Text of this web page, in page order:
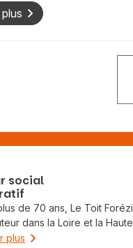
social
de 70 ans, Le Toit
dans la Loire et la
plus